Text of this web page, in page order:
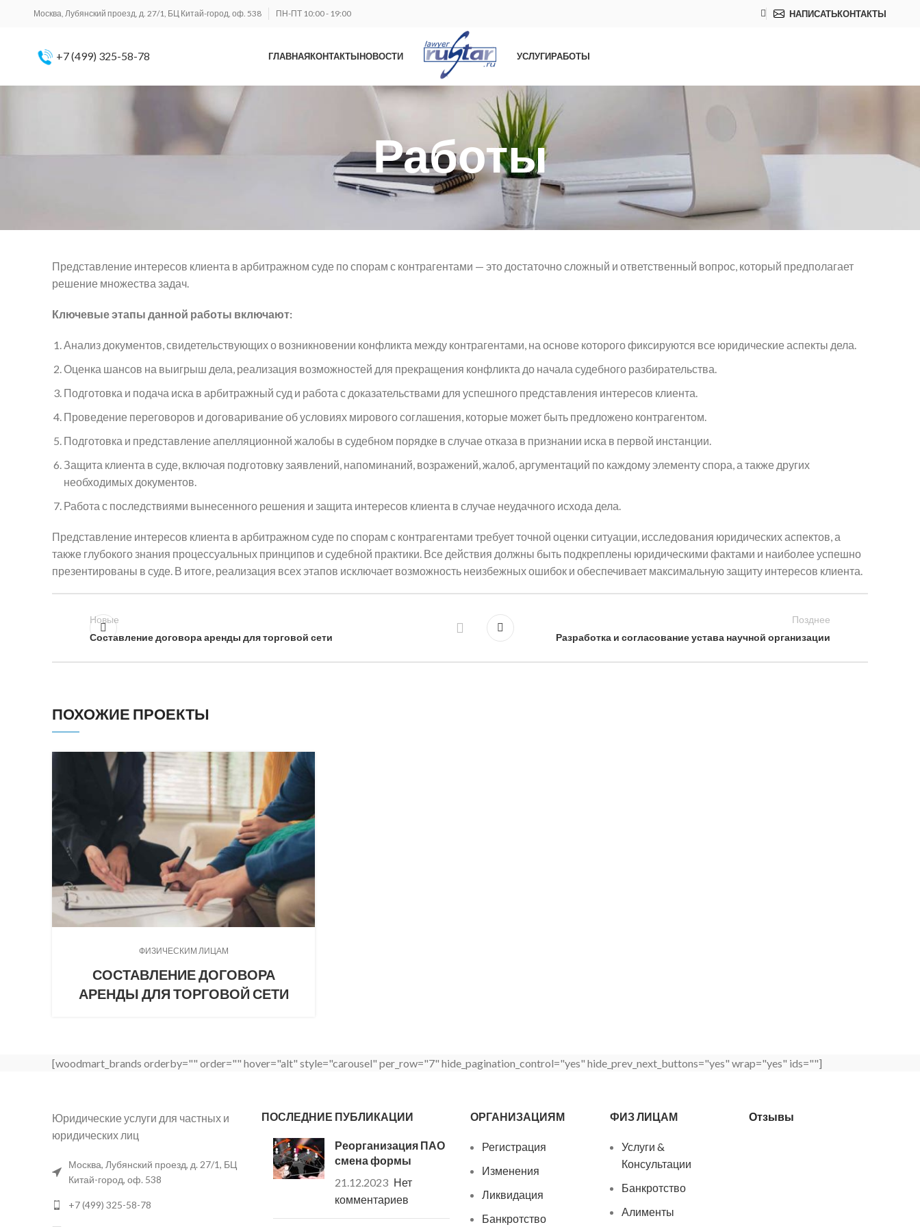
Москва, Лубянский проезд, д. 27/1, БЦ Китай-город, оф. 538 ПН-ПТ 10:00 - 19:00 НАПИСАТЬКОНТАКТЫ
+7 (499) 325-58-78 ГЛАВНАЯКОНТАКТЫНОВОСТИ УСЛУГИРАБОТЫ
Работы
Представление интересов клиента в арбитражном суде по спорам с контрагентами — это достаточно сложный и ответственный вопрос, который предполагает
решение множества задач.
Ключевые этапы данной работы включают:
Анализ документов, свидетельствующих о возникновении конфликта между контрагентами, на основе которого фиксируются все юридические аспекты дела.
Оценка шансов на выигрыш дела, реализация возможностей для прекращения конфликта до начала судебного разбирательства.
Подготовка и подача иска в арбитражный суд и работа с доказательствами для успешного представления интересов клиента.
Проведение переговоров и договаривание об условиях мирового соглашения, которые может быть предложено контрагентом.
Подготовка и представление апелляционной жалобы в судебном порядке в случае отказа в признании иска в первой инстанции.
Защита клиента в суде, включая подготовку заявлений, напоминаний, возражений, жалоб, аргументаций по каждому элементу спора, а также других
необходимых документов.
Работа с последствиями вынесенного решения и защита интересов клиента в случае неудачного исхода дела.
Представление интересов клиента в арбитражном суде по спорам с контрагентами требует точной оценки ситуации, исследования юридических аспектов, а
также глубокого знания процессуальных принципов и судебной практики. Все действия должны быть подкреплены юридическими фактами и наиболее успешно
презентированы в суде. В итоге, реализация всех этапов исключает возможность неизбежных ошибок и обеспечивает максимальную защиту интересов клиента.
Новые
Составление договора аренды для торговой сети
Позднее
Разработка и согласование устава научной организации
ПОХОЖИЕ ПРОЕКТЫ
ФИЗИЧЕСКИМ ЛИЦАМ
СОСТАВЛЕНИЕ ДОГОВОРА
АРЕНДЫ ДЛЯ ТОРГОВОЙ СЕТИ
[woodmart_brands orderby="" order="" hover="alt" style="carousel" per_row="7" hide_pagination_control="yes" hide_prev_next_buttons="yes" wrap="yes" ids=""]
Юридические услуги для частных и
юридических лиц
Москва, Лубянский проезд, д. 27/1, БЦ
Китай-город, оф. 538
+7 (499) 325-58-78
ПОСЛЕДНИЕ ПУБЛИКАЦИИ
Реорганизация ПАО
смена формы
21.12.2023 Нет
комментариев
ОРГАНИЗАЦИЯМ
Регистрация
Изменения
Ликвидация
Банкротство
ФИЗ ЛИЦАМ
Услуги &
Консультации
Банкротство
Алименты
Отзывы